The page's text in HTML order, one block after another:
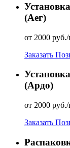
(Аег)
от 2000
Заказать
(Ардо)
от 2000
Заказать